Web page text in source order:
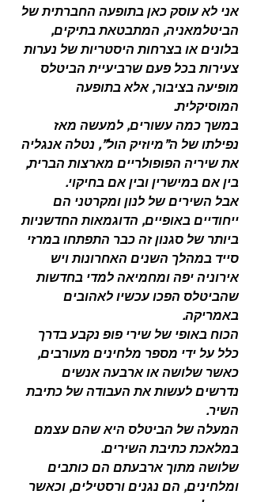
אני לא עוסק כאן בתופעה החברתית של
הביטלמאניה, המתבטאת בתיקים,
בלונים או בצרחות היסטריות של נערות
צעירות בכל פעם שרביעיית הביטלס
מופיעה בציבור, אלא בתופעה
המוסיקלית.
במשך כמה עשורים, למעשה מאז
נפילתו של ה”מיוזיק הול”, נטלה אנגליה
את שיריה הפופולריים מארצות הברית,
בין אם במישרין ובין אם בחיקוי.
אבל השירים של לנון ומקרטני הם
ייחודיים באופיים, הדוגמאות החדשניות
ביותר של סגנון זה כבר התפתחו במרזי
סייד במהלך השנים האחרונות ויש
אירוניה יפה ומחמיאה למדי בחדשות
שהביטלס הפכו עכשיו לאהובים
באמריקה.
הכוח באופי של שירי פופ נקבע בדרך
כלל על ידי מספר מלחינים מעורבים,
כאשר שלושה או ארבעה אנשים
נדרשים לעשות את העבודה של כתיבת
השיר.
המעלה של הביטלס היא שהם עצמם
במלאכת כתיבת השירים.
שלושה מתוך ארבעתם הם כותבים
ומלחינים, הם נגנים ורסטילים, וכאשר